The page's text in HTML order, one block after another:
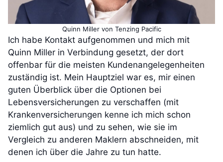
Quinn Miller von Tenzing Pacific
Ich habe Kontakt aufgenommen und mich mit
Quinn Miller in Verbindung gesetzt, der dort
offenbar für die meisten Kundenangelegenheiten
zuständig ist. Mein Hauptziel war es, mir einen
guten Überblick über die Optionen bei
Lebensversicherungen zu verschaffen (mit
Krankenversicherungen kenne ich mich schon
ziemlich gut aus) und zu sehen, wie sie im
Vergleich zu anderen Maklern abschneiden, mit
denen ich über die Jahre zu tun hatte.